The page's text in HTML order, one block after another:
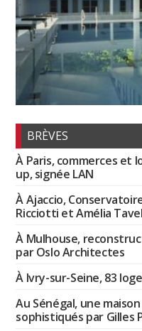
BRÈVES
À Paris, commerces et
up, signée LAN
À Ajaccio,
Ricciotti et Amélia
À Mulhouse,
par Oslo Architectes
À Ivry-sur-Seine, 83
Au Sénégal, une
sophistiqués par Gilles